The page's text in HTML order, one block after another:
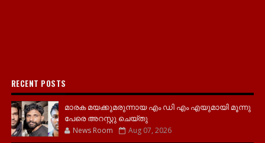
RECENT POSTS
മാരക മയക്കുമരുന്നായ എം ഡി എം എയുമായി മൂന്നു
പേരെ അറസ്റ്റു ചെയ്തു
News Room Aug 07, 2026